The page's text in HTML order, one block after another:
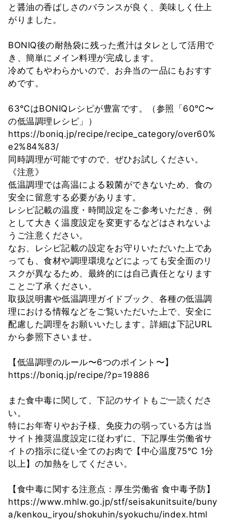
と醤油の香ばしさのバランスが良く、美味しく仕上
がりました。
BONIQ後の耐熱袋に残った煮汁はタレとして活用で
き、簡単にメイン料理が完成します。
冷めてもやわらかいので、お弁当の一品にもおすす
めです。
63℃はBONIQレシピが豊富です。（参照「60℃〜
の低温調理レシピ」）
https://boniq.jp/recipe/recipe_category/over60%
e2%84%83/
同時調理が可能ですので、ぜひお試しください。
《注意》
低温調理では高温による殺菌ができないため、食の
安全に留意する必要があります。
レシピ記載の温度・時間設定をご参考いただき、例
として大きく温度設定を変更するなどはされないよ
うご注意ください。
なお、レシピ記載の設定をお守りいただいた上であ
っても、食材や調理環境などによっても安全面のリ
スクが異なるため、最終的には自己責任となります
ことご了承ください。
取扱説明書や低温調理ガイドブック、各種の低温調
理における情報などをご覧いただいた上で、安全に
配慮した調理をお願いいたします。詳細は下記URL
から参照下さいませ。
【低温調理のルール〜6つのポイント〜】
https://boniq.jp/recipe/?p=19886
また食中毒に関して、下記のサイトもご一読くださ
い。
特にお年寄りやお子様、免疫力の弱っている方は当
サイト推奨温度設定に従わずに、下記厚生労働省サ
イトの指示に従い全てのお肉で【中心温度75℃ 1分
以上】の加熱をしてください。
【食中毒に関する注意点：厚生労働省 食中毒予防】
https://www.mhlw.go.jp/stf/seisakunitsuite/buny
a/kenkou_iryou/shokuhin/syokuchu/index.html